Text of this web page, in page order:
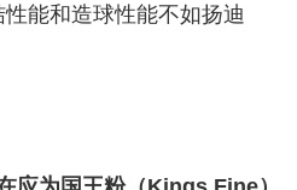
能和造球性能不如扬迪